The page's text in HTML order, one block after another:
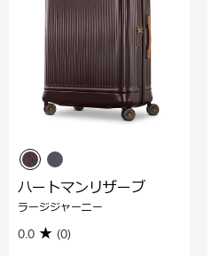
ハートマンリザーブ
ラージジャーニー
0.0 (0)